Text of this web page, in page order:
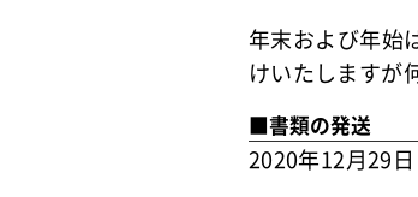
年末および年始
けいたしますが
■書類の発送
2020年12月29